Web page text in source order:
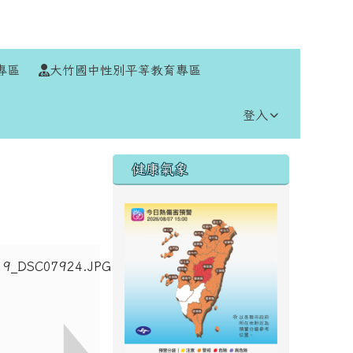
區 大竹國中性別平等教育專區
登入
右邊區域內容
健康氣象